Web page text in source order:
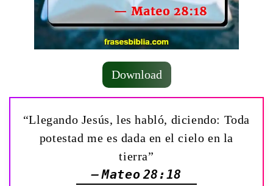
Download
“Llegando Jesús, les habló, diciendo: Toda
potestad me es dada en el cielo en la
tierra”
— Mateo 28:18